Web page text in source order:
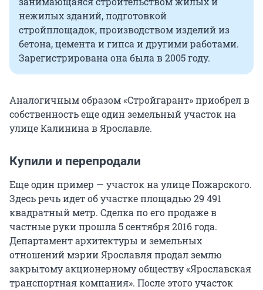
нежилых зданий, подготовкой
стройплощадок, производством изделий из
бетона, цемента и гипса и другими работами.
Зарегистрирована она была в 2005 году.
Аналогичным образом «Стройгарант» приобрел в
собственность еще один земельный участок на
улице Калинина в Ярославле.
Купили и перепродали
Еще один пример — участок на улице Пожарского.
Здесь речь идет об участке площадью 29 491
квадратный метр. Сделка по его продаже в
частные руки прошла 5 сентября 2016 года.
Департамент архитектуры и земельных
отношений мэрии Ярославля продал землю
закрытому акционерному обществу «Ярославская
транспортная компания». После этого участок